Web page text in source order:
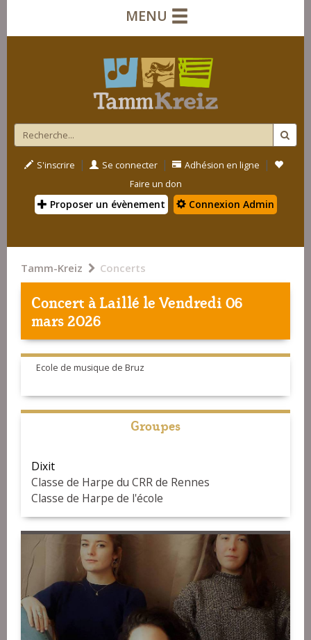
MENU
S'inscrire | Se connecter | Adhésion en ligne |
Faire un don
Proposer un évènement Connexion Admin
Tamm-Kreiz Concerts
Concert àLaillé le Vendredi 06
mars 2026
Ecole de musique de Bruz
Groupes
Dixit
Classe de Harpe du CRR de Rennes
Classe de Harpe de l'école